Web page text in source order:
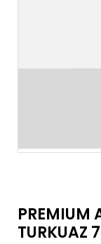
PREMIUM
TURKUAZ